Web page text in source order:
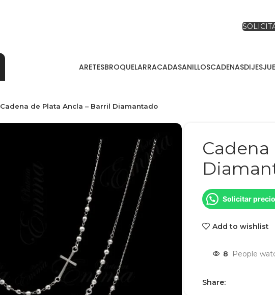
ARETESBROQUELARRACADASANILLOSCADENASDIJES
Cadena de Plata Ancla – Barril Diamantado
Cadena
Solicitar
Add to wishlist
8 People
Share: